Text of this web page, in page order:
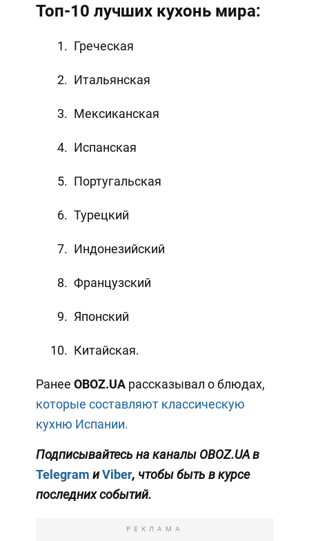
Топ-10 лучших кухонь мира:
Греческая
Итальянская
Мексиканская
Испанская
Португальская
Турецкий
Индонезийский
Французский
Японский
Китайская.
Ранее OBOZ.UA рассказывал о блюдах,
которые составляют классическую
кухню Испании.
Подписывайтесь на каналы OBOZ.UA в
Telegram иViber, чтобы быть в курсе
последних событий.
РЕКЛАМА